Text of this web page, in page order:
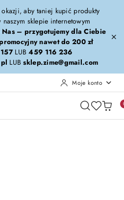
aby taniej kupić produkty
sklepie internetowym
– przygotujemy dla Ciebie
nawet do 200 zł
LUB459 116 236
LUBsklep.zime@gmail.com
Moje konto